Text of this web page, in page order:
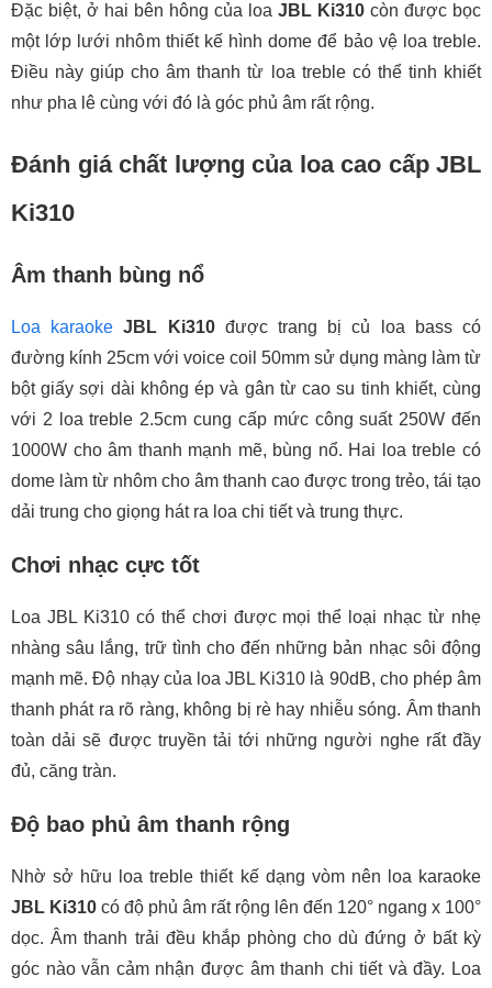
Đặc biệt, ở hai bên hông của loa JBL Ki310 còn được bọc
một lớp lưới nhôm thiết kế hình dome để bảo vệ loa treble.
Điều này giúp cho âm thanh từ loa treble có thể tinh khiết
như pha lê cùng với đó là góc phủ âm rất rộng.
Đánh giá chất lượng của loa cao cấp JBL
Ki310
Âm thanh bùng nổ
Loa karaoke JBL Ki310được trang bị củ loa bass có
đường kính 25cm với voice coil 50mm sử dụng màng làm từ
bột giấy sợi dài không ép và gân từ cao su tinh khiết, cùng
với 2 loa treble 2.5cm cung cấp mức công suất 250W đến
1000W cho âm thanh mạnh mẽ, bùng nổ. Hai loa treble có
dome làm từ nhôm cho âm thanh cao được trong trẻo, tái tạo
dải trung cho giọng hát ra loa chi tiết và trung thực.
Chơi nhạc cực tốt
Loa JBL Ki310 có thể chơi được mọi thể loại nhạc từ nhẹ
nhàng sâu lắng, trữ tình cho đến những bản nhạc sôi động
mạnh mẽ. Độ nhạy của loa JBL Ki310 là 90dB, cho phép âm
thanh phát ra rõ ràng, không bị rè hay nhiễu sóng. Âm thanh
toàn dải sẽ được truyền tải tới những người nghe rất đầy
đủ, căng tràn.
Độ bao phủ âm thanh rộng
Nhờ sở hữu loa treble thiết kế dạng vòm nên loa karaoke
JBL Ki310 có độ phủ âm rất rộng lên đến 120° ngang x 100°
dọc. Âm thanh trải đều khắp phòng cho dù đứng ở bất kỳ
góc nào vẫn cảm nhận được âm thanh chi tiết và đầy. Loa